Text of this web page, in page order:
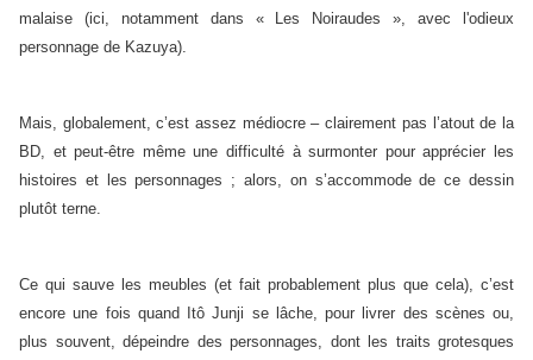
malaise (ici, notamment dans « Les Noiraudes », avec l'odieux
personnage de Kazuya).
Mais, globalement, c’est assez médiocre – clairement pas l’atout de la
BD, et peut-être même une difficulté à surmonter pour apprécier les
histoires et les personnages ; alors, on s’accommode de ce dessin
plutôt terne.
Ce qui sauve les meubles (et fait probablement plus que cela), c’est
encore une fois quand Itô Junji se lâche, pour livrer des scènes ou,
plus souvent, dépeindre des personnages, dont les traits grotesques